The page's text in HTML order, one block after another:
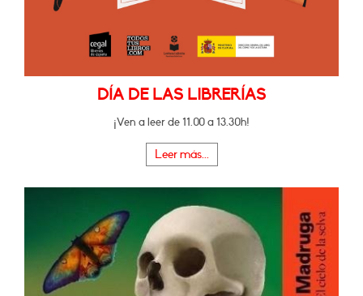
DÍA DE LAS LIBRERÍAS
¡Ven a leer de 11.00 a 13.30h!
Leer más...